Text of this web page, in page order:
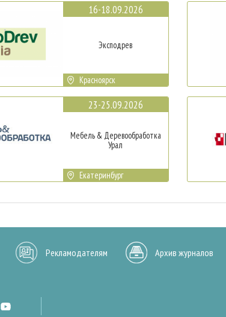
16-18.09.2026
Эксподрев
Красноярск
23-25.09.2026
Мебель & Деревообработка
Урал
Екатеринбург
Рекламодателям Архив журналов